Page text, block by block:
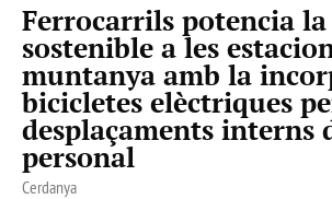
Ferrocarrils potencia
sostenible a les
muntanya amb la
bicicletes elèctriques
desplaçaments interns
personal
Cerdanya